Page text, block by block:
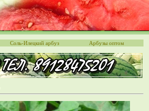
Соль-Илецкий арбуз Арбузы оптом